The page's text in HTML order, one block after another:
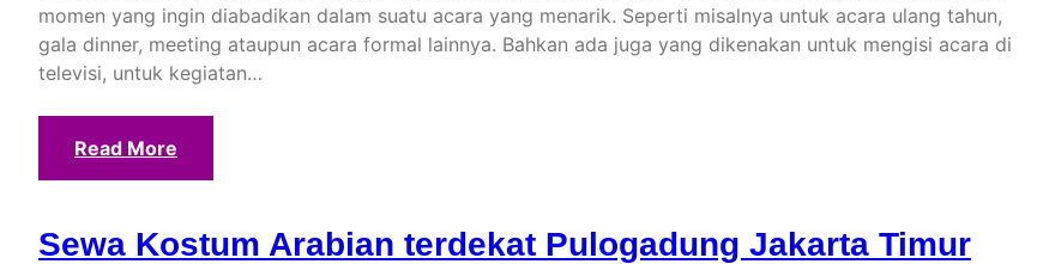
momen yang ingin diabadikan dalam suatu acara yang menarik. Seperti misalnya untuk acara ulang tahun,
gala dinner, meeting ataupun acara formal lainnya. Bahkan ada juga yang dikenakan untuk mengisi acara di
televisi, untuk kegiatan…
Read More
Sewa Kostum Arabian terdekat Pulogadung Jakarta Timur